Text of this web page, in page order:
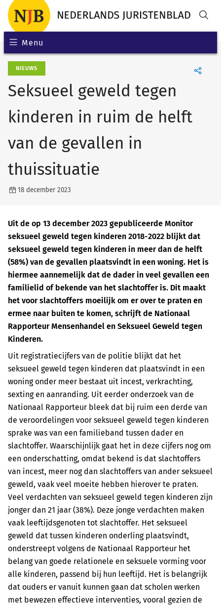
Menu
NIEUWS
Seksueel geweld tegen
kinderen in ruim de helft
van de gevallen in
thuissituatie
18 december 2023
Uit de op 13 december 2023 gepubliceerde Monitor
seksueel geweld tegen kinderen 2018-2022 blijkt dat
seksueel geweld tegen kinderen in meer dan de helft
(58%) van de gevallen plaatsvindt in een woning. Het is
hiermee aannemelijk dat de dader in veel gevallen een
familielid of bekende van het slachtoffer is. Dit maakt
het voor slachtoffers moeilijk om er over te praten en
ermee naar buiten te komen, schrijft de Nationaal
Rapporteur Mensenhandel en Seksueel Geweld tegen
Kinderen.
Uit registratiecijfers van de politie blijkt dat het
seksueel geweld tegen kinderen dat plaatsvindt in een
woning onder meer bestaat uit incest, verkrachting,
sexting en aanranding. Uit eerder onderzoek van de
Nationaal Rapporteur bleek dat bij ruim een derde van
de veroordelingen voor seksueel geweld tegen kinderen
sprake was van een familieband tussen dader en
slachtoffer. Waarschijnlijk gaat het in deze cijfers nog om
een onderschatting, omdat bekend is dat slachtoffers
van incest, meer nog dan slachtoffers van ander seksueel
geweld, vaak veel moeite hebben hierover te praten.
Veel verdachten van seksueel geweld tegen kinderen zijn
jonger dan 21 jaar (38%). Deze jonge verdachten maken
vaak leeftijdsgenoten tot slachtoffer. Het seksueel
geweld dat tussen kinderen onderling plaatsvindt,
onderstreept volgens de Nationaal Rapporteur het
belang van goede relationele en seksuele vorming voor
alle kinderen, passend bij hun leeftijd. Het is belangrijk
dat ouders er vanuit kunnen gaan dat scholen werken
met bewezen effectieve interventies, vooral gezien de